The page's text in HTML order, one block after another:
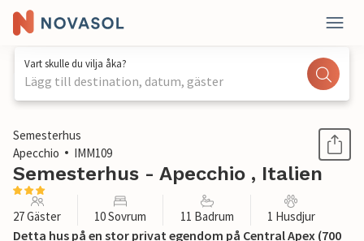
Vart skulle du vilja åka?
Lägg till destination, datum, gäster
1 / 35
Semesterhus
Apecchio
IMM109
Semesterhus - Apecchio , Italien
27 Gäster 10 Sovrum 11 Badrum 1 Husdjur
Detta hus på en stor privat egendom på Central Apex (700